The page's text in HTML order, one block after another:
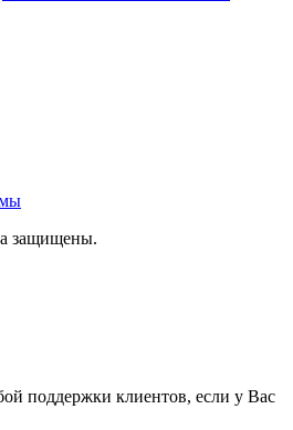
защищены.
поддержки клиентов, если у Вас